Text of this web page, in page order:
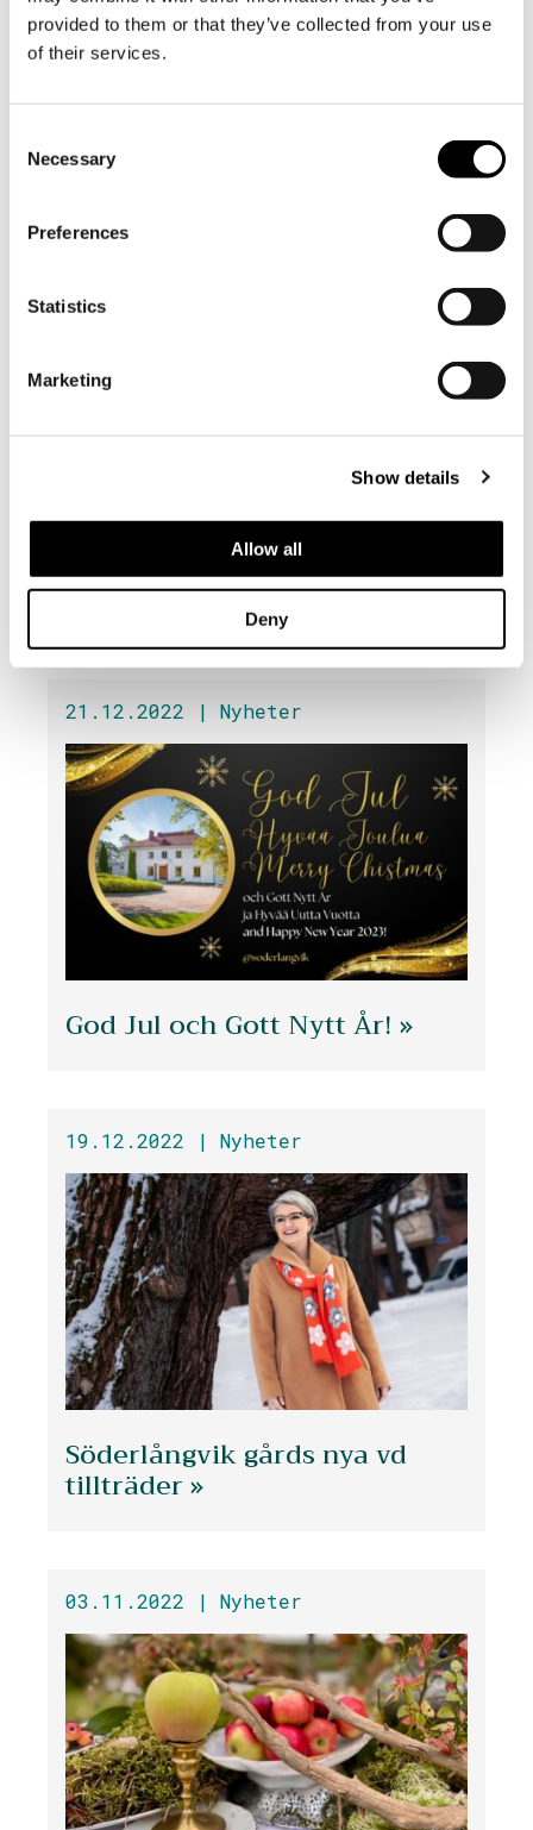
provided to them or that they’ve collected from your use
of their services.
Selection
Necessary
Preferences
Statistics
Marketing
Show details
Allow all
Deny
under växtsäsongen 2023 för att
följa med hela utvecklingen från
Ny skogsstrategi på
Söderlångvik gård »
21.12.2022 | Nyheter
God Jul och Gott Nytt År! »
19.12.2022 | Nyheter
Söderlångvik gårds nya vd
tillträder »
03.11.2022 | Nyheter